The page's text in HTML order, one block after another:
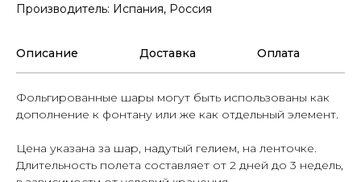
Производитель: Испания, Россия
Описание Доставка Оплата
Фольгированные шары могут быть использованы как
дополнение к фонтану или же как отдельный элемент.
Цена указана за шар, надутый гелием, на ленточке.
Длительность полета составляет от 2 дней до 3 недель,